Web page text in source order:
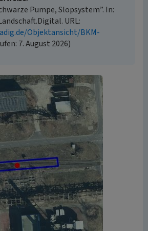
Pumpe, Slopsystem”. In:
URL:
Objektansicht/BKM-
7. August 2026)